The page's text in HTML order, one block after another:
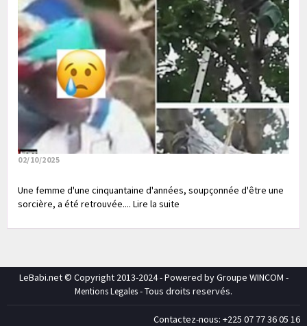
02/10/2025
Une femme d'une cinquantaine d'années, soupçonnée d'être une
sorcière, a été retrouvée.... Lire la suite
LeBabi.net © Copyright 2013-2024 - Powered by Groupe WINCOM -
Mentions Legales- Tous droits reservés.
Contactez-nous: +225 07 77 36 05 16